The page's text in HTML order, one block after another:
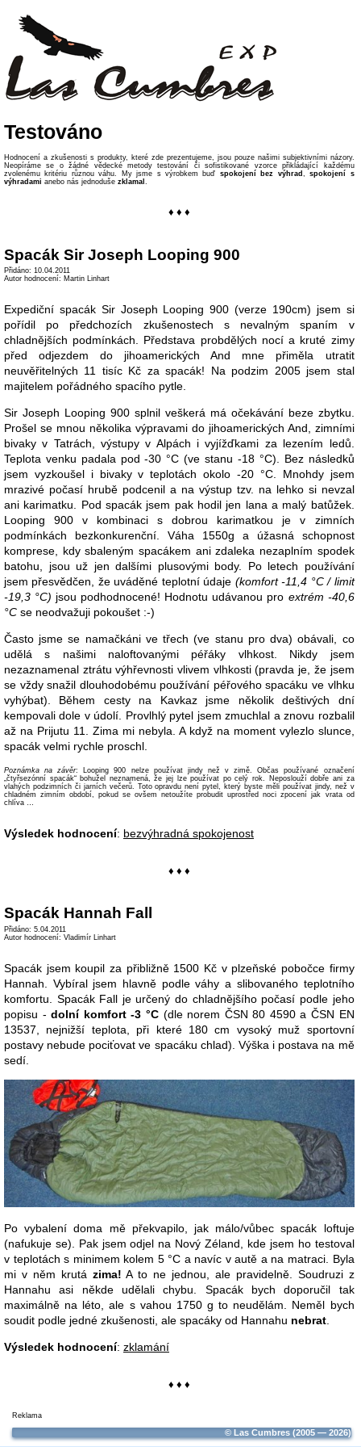
Testováno
Hodnocení a zkušenosti s produkty, které zde prezentujeme, jsou pouze našimi subjektivními názory.
Neopíráme se o žádné vědecké metody testování či sofistikované vzorce přikládající každému
zvolenému kritériu různou váhu. My jsme s výrobkem buď spokojení bez výhrad ,spokojení s
výhradami anebo nás jednoduše zklamal
♦ ♦ ♦
Spacák Sir Joseph Looping 900
Přidáno: 10.04.2011
Autor hodnocení: Martin Linhart
Expediční spacák Sir Joseph Looping 900 (verze 190cm) jsem si
pořídil po předchozích zkušenostech s nevalným spaním v
chladnějších podmínkách. Představa probdělých nocí a kruté zimy
před odjezdem do jihoamerických And mne přiměla utratit
neuvěřitelných 11 tisíc Kč za spacák! Na podzim 2005 jsem stal
majitelem pořádného spacího pytle.
Sir Joseph Looping 900 splnil veškerá má očekávání beze zbytku.
Prošel se mnou několika výpravami do jihoamerických And, zimními
bivaky v Tatrách, výstupy v Alpách i vyjížďkami za lezením ledů.
Teplota venku padala pod -30 °C (ve stanu -18 °C). Bez následků
jsem vyzkoušel i bivaky v teplotách okolo -20 °C. Mnohdy jsem
mrazivé počasí hrubě podcenil a na výstup tzv. na lehko si nevzal
ani karimatku. Pod spacák jsem pak hodil jen lana a malý batůžek.
Looping 900 v kombinaci s dobrou karimatkou je v zimních
podmínkách bezkonkurenční. Váha 1550g a úžasná schopnost
komprese, kdy sbaleným spacákem ani zdaleka nezaplním spodek
batohu, jsou už jen dalšími plusovými body. Po letech používání
jsem přesvědčen, že uváděné teplotní údaje (komfort -11,4 °C / limit
-19,3 °C) jsou podhodnocené! Hodnotu udávanou pro extrém -40,6
°C se neodvažuji pokoušet :-)
Často jsme se namačkáni ve třech (ve stanu pro dva) obávali, co
udělá s našimi naloftovanými péřáky vlhkost. Nikdy jsem
nezaznamenal ztrátu výhřevnosti vlivem vlhkosti (pravda je, že jsem
se vždy snažil dlouhodobému používání péřového spacáku ve vlhku
vyhýbat). Během cesty na Kavkaz jsme několik deštivých dní
kempovali dole v údolí. Provlhlý pytel jsem zmuchlal a znovu rozbalil
až na Prijutu 11. Zima mi nebyla. A když na moment vylezlo slunce,
spacák velmi rychle proschl.
Poznámka na závěr: Looping 900 nelze používat jindy než v zimě. Občas používané označení
„čtyřsezónní spacák“ bohužel neznamená, že jej lze používat po celý rok. Neposlouží dobře ani za
vlahých podzimních či jarních večerů. Toto opravdu není pytel, který byste měli používat jindy, než v
chladném zimním období, pokud se ovšem netoužíte probudit uprostřed noci zpocení jak vrata od
chlíva …
Výsledek hodnocení: bezvýhradná spokojenost
♦ ♦ ♦
Spacák Hannah Fall
Přidáno: 5.04.2011
Autor hodnocení: Vladimír Linhart
Spacák jsem koupil za přibližně 1500 Kč v plzeňské pobočce firmy
Hannah. Vybíral jsem hlavně podle váhy a slibovaného teplotního
komfortu. Spacák Fall je určený do chladnějšího počasí podle jeho
popisu -dolní komfort -3 °C(dle norem ČSN 80 4590 a ČSN EN
13537, nejnižší teplota, při které 180 cm vysoký muž sportovní
postavy nebude pociťovat ve spacáku chlad). Výška i postava na mě
sedí.
Po vybalení doma mě překvapilo, jak málo/vůbec spacák loftuje
(nafukuje se). Pak jsem odjel na Nový Zéland, kde jsem ho testoval
v teplotách s minimem kolem 5 °C a navíc v autě a na matraci. Byla
mi v něm krutá zima! A to ne jednou, ale pravidelně. Soudruzi z
Hannahu asi někde udělali chybu. Spacák bych doporučil tak
maximálně na léto, ale s vahou 1750 g to neudělám. Neměl bych
soudit podle jedné zkušenosti, ale spacáky od Hannahu nebrat.
Výsledek hodnocení: zklamání
♦ ♦ ♦
Reklama
© Las Cumbres (2005 — 2026)